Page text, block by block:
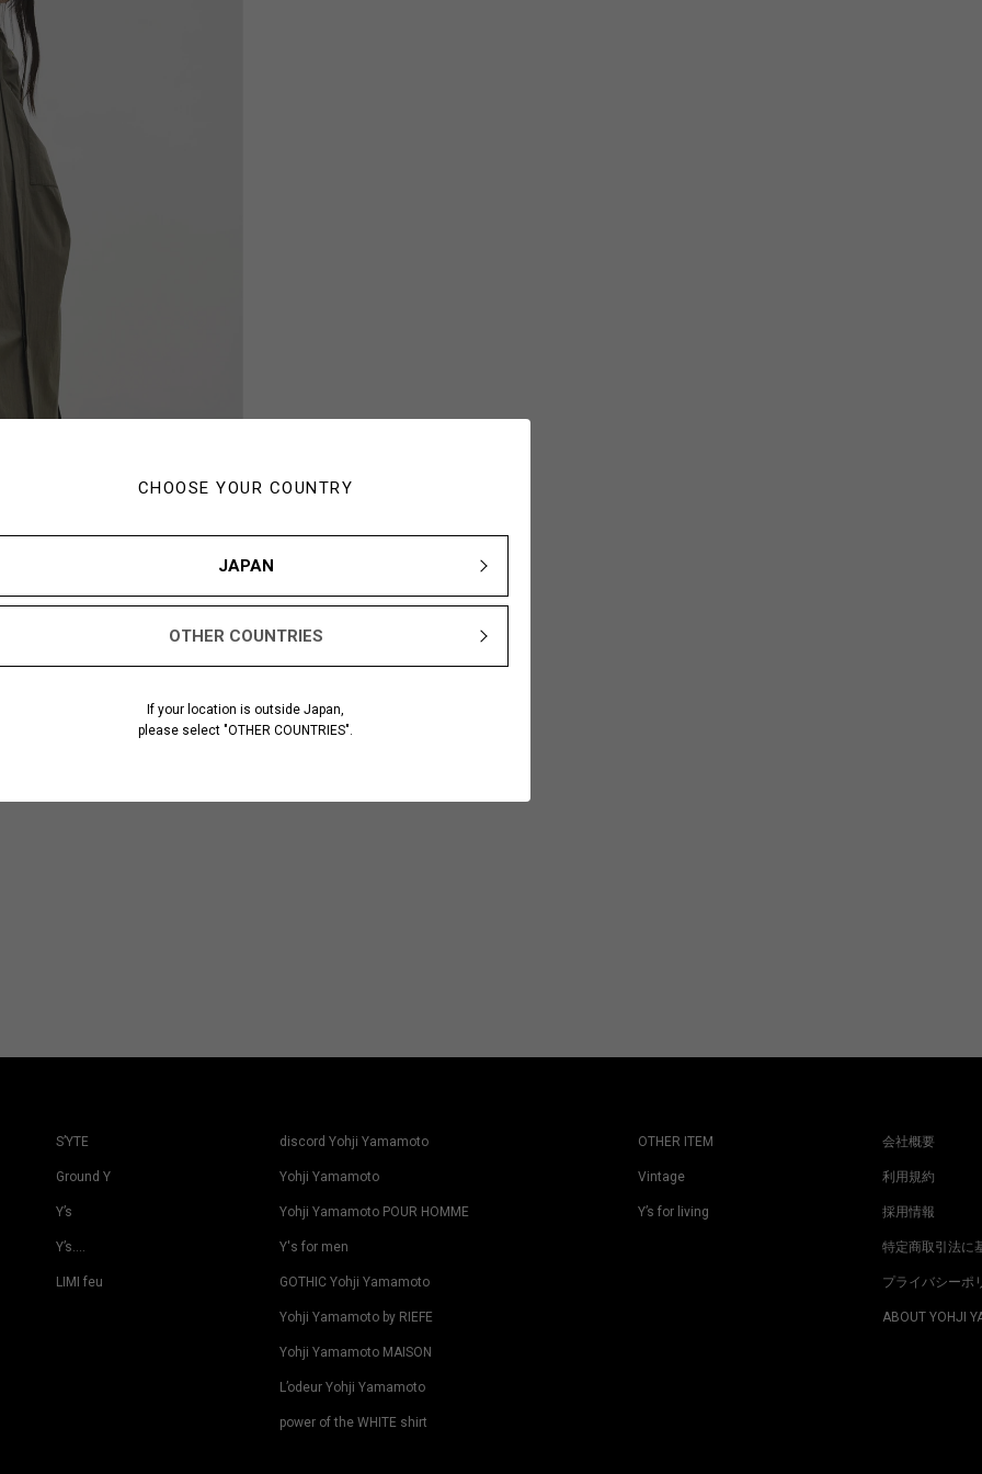
CHOOSE YOUR COUNTRY
JAPAN
OTHER COUNTRIES
If your location is outside Japan,
please select "OTHER COUNTRIES".
S’YTE
Ground Y
Y’s
Y’s….
LIMI feu
discord Yohji Yamamoto
Yohji Yamamoto
Yohji Yamamoto POUR HOMME
Y's for men
GOTHIC Yohji Yamamoto
Yohji Yamamoto by RIEFE
Yohji Yamamoto MAISON
L’odeur Yohji Yamamoto
power of the WHITE shirt
OTHER ITEM
Vintage
Y’s for living
会社概要
利用規約
採用情報
特定商取引法に
プライバシーポ
ABOUT YOHJI